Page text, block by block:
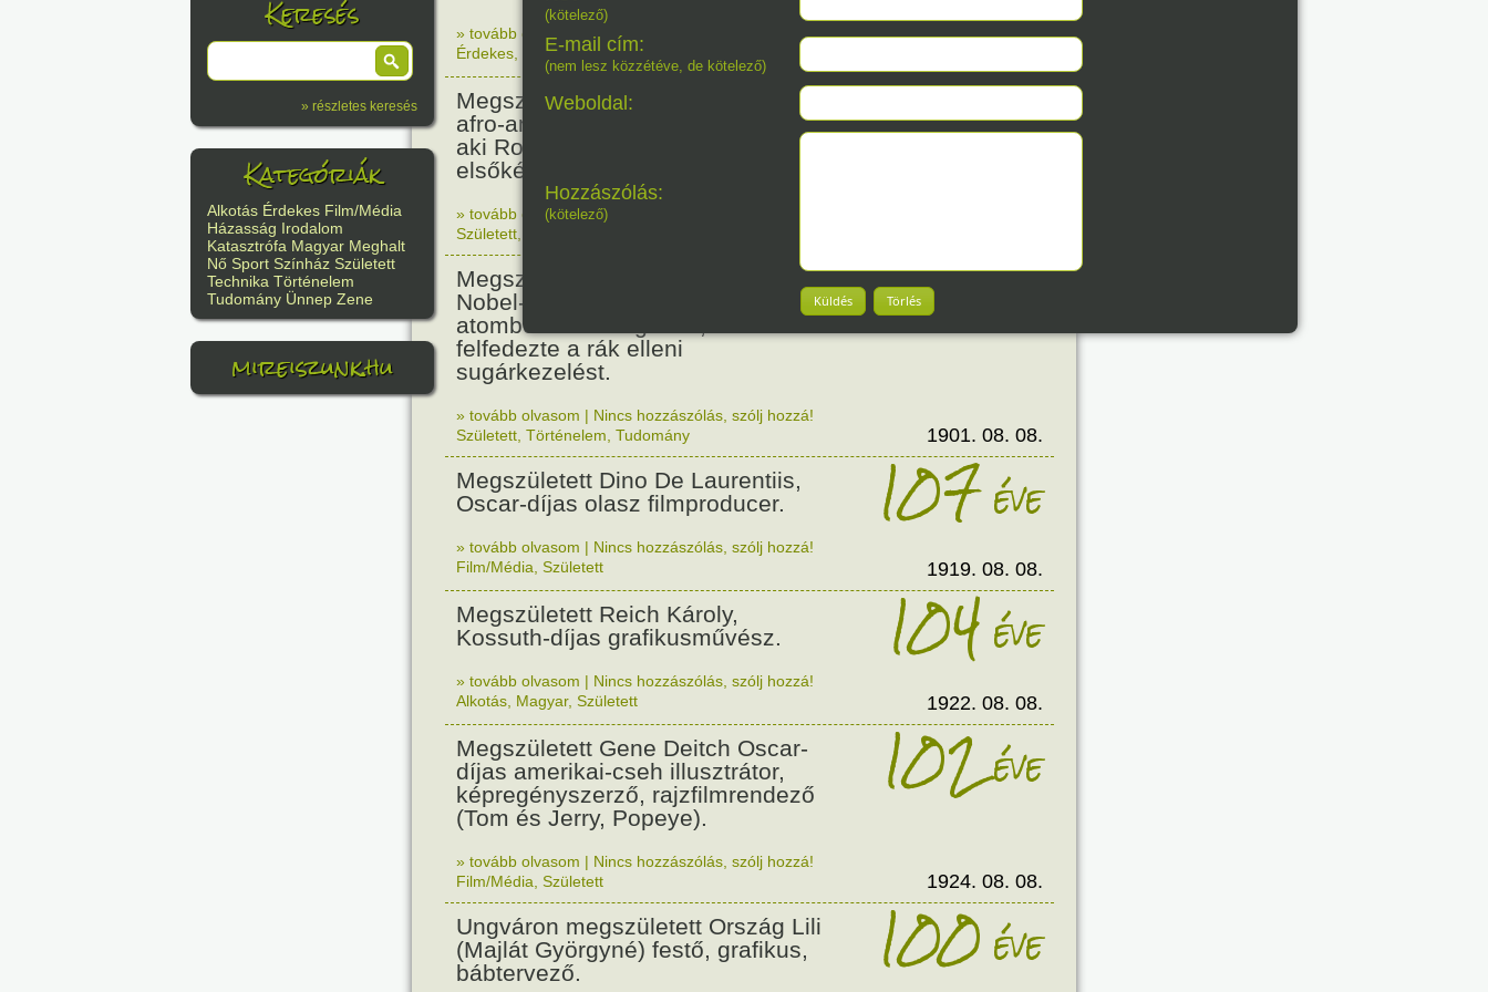
Keresés
» részletes keresés
Kategóriák
Alkotás Érdekes Film/Média
Házasság Irodalom
Katasztrófa Magyar Meghalt
Nő Sport Színház Született
Technika Történelem
Tudomány Ünnep Zene
mireiszunk.hu
» tovább olvasom
Nincs hozzászólás, szólj hozzá!
Érdekes
Magyar
Megszületett Matthew A. Henson
afro-amerikai származású segítő,
aki Robert Peary felfedezővel
elsőként járt az Északi-sarkon.
160éve
» tovább olvasom|Nincs hozzászólás, szólj hozzá!
Született
Megszületett Ernest Lawrence,
Nobel-díjas amerikai fizikus, aki az
atombombán dolgozott, és
felfedezte a rák elleni
sugárkezelést.
125
» tovább olvasom | Nincs hozzászólás, szólj hozzá!
Született Történelem Tudomány 1901. 08. 08.
Megszületett Dino De Laurentiis,
Oscar-díjas olasz filmproducer.
107éve
» tovább olvasom | Nincs hozzászólás, szólj hozzá!
Film/Média Született 1919. 08. 08.
Megszületett Reich Károly,
Kossuth-díjas grafikusművész.
104éve
» tovább olvasom | Nincs hozzászólás, szólj hozzá!
Alkotás Magyar, Született 1922. 08. 08.
Megszületett Gene Deitch Oscar-
díjas amerikai-cseh illusztrátor,
képregényszerző, rajzfilmrendező
(Tom és Jerry, Popeye).
102éve
» tovább olvasom | Nincs hozzászólás, szólj hozzá!
Film/Média Született 1924. 08. 08.
Ungváron megszületett Ország Lili
(Majlát Györgyné) festő, grafikus,
bábtervező.
100éve
(kötelező)
E-mail cím:
(nem lesz közzétéve, de kötelező)
Weboldal:
Hozzászólás:
(kötelező)
Küldés Törlés